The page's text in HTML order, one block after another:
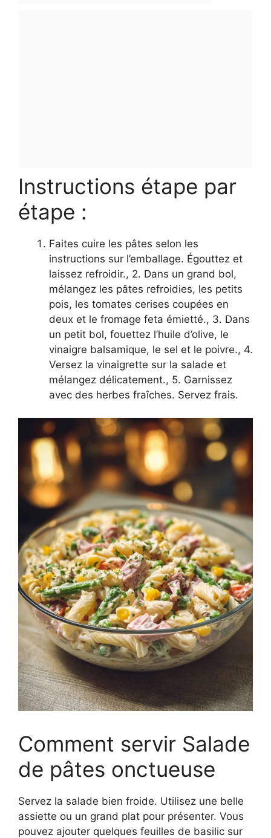
Instructions étape par
étape :
Faites cuire les pâtes selon les
instructions sur l’emballage. Égouttez et
laissez refroidir., 2. Dans un grand bol,
mélangez les pâtes refroidies, les petits
pois, les tomates cerises coupées en
deux et le fromage feta émietté., 3. Dans
un petit bol, fouettez l’huile d’olive, le
vinaigre balsamique, le sel et le poivre., 4.
Versez la vinaigrette sur la salade et
mélangez délicatement., 5. Garnissez
avec des herbes fraîches. Servez frais.
Comment servir Salade
de pâtes onctueuse
Servez la salade bien froide. Utilisez une belle
assiette ou un grand plat pour présenter. Vous
pouvez ajouter quelques feuilles de basilic sur